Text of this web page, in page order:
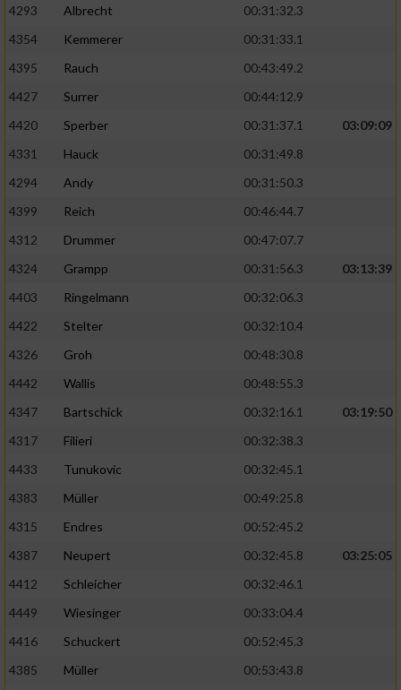
4293 Albrecht
00:31:32.3
4354
Kemmerer
00:31:33.1
4395
Rauch
00:43:49.2
4427
Surrer
00:44:12.9
4420
Sperber 00:31:37.1
03:09:09
4331
Hauck
00:31:49.8
4294
Andy
00:31:50.3
4399
Reich
00:46:44.7
4312
Drummer
00:47:07.7
4324
Grampp 00:31:56.3
03:13:39
4403
Ringelmann
00:32:06.3
4422
Stelter
00:32:10.4
4326
Groh
00:48:30.8
4442
Wallis
00:48:55.3
4347
Bartschick 00:32:16.1
03:19:50
4317
Filieri
00:32:38.3
4433
Tunukovic
00:32:45.1
4383
Müller
00:49:25.8
4315
Endres
00:52:45.2
4387
Neupert 00:32:45.8
03:25:05
4412
Schleicher
00:32:46.1
4449
Wiesinger
00:33:04.4
4416
Schuckert
00:52:45.3
4385
Müller
00:53:43.8